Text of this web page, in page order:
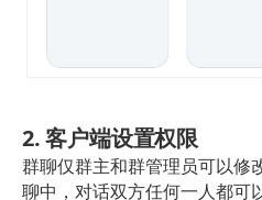
2. 客户端设置权限
群聊仅群主和群管理员可以修
聊中，对话双方任何一人都可